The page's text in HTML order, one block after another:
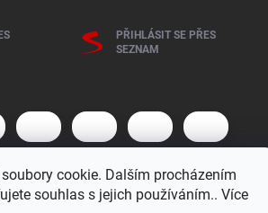
cookie. Dalším procházením
souhlas s jejich používáním.. Více
PŘIHLÁSIT SE PŘES
SEZNAM